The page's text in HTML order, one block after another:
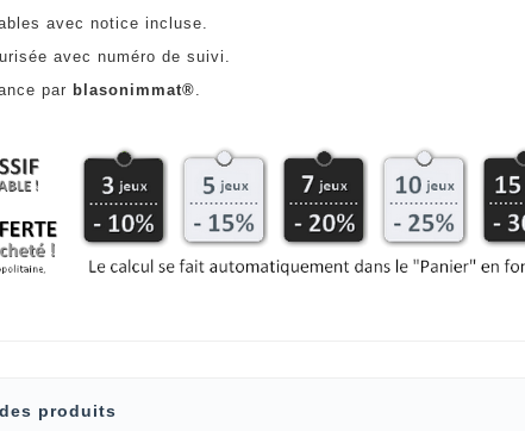
avec notice incluse.
avec numéro de suivi.
par blasonimmat®
produits